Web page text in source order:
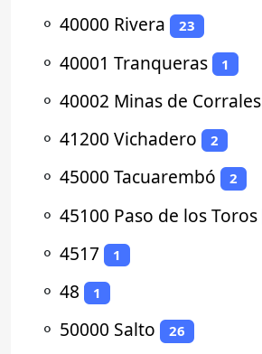
⚬ 40000 Rivera 23
⚬ 40001 Tranqueras 1
⚬ 40002 Minas de Corrales
⚬ 41200 Vichadero 2
⚬ 45000 Tacuarembó 2
⚬ 45100 Paso de los Toros
⚬ 4517 1
⚬ 48 1
⚬ 50000 Salto 26